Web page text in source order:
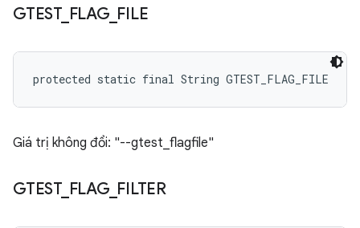
GTEST_ FLAG_ FILE
protected static final String GTEST_FLAG_FILE
Giá trị không đổi: "--gtest_flagfile"
GTEST_ FLAG_ FILTER